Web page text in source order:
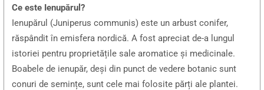
Ce este Ienupărul?
Ienupărul (Juniperus communis) este un arbust conifer,
răspândit în emisfera nordică. A fost apreciat de-a lungul
istoriei pentru proprietățile sale aromatice și medicinale.
Boabele de ienupăr, deși din punct de vedere botanic sunt
conuri de semințe, sunt cele mai folosite părți ale plantei.